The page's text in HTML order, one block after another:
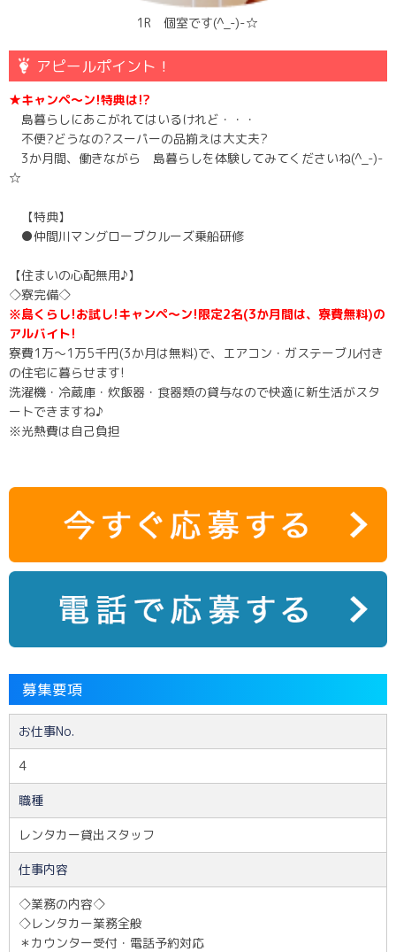
1R 個室です(^_-)-☆
アピールポイント！
★キャンペ～ン!特典は!?
島暮らしにあこがれてはいるけれど・・・
不便?どうなの?スーパーの品揃えは大丈夫?
3か月間、働きながら 島暮らしを体験してみてくださいね(^_-)-
☆
【特典】
●仲間川マングローブクルーズ乗船研修
【住まいの心配無用♪】
◇寮完備◇
※島くらし!お試し!キャンペ～ン!限定2名(3か月間は、寮費無料)の
アルバイト!
寮費1万～1万5千円(3か月は無料)で、エアコン・ガステーブル付き
の住宅に暮らせます!
洗濯機・冷蔵庫・炊飯器・食器類の貸与なので快適に新生活がスタ
ートできますね♪
※光熱費は自己負担
募集要項
お仕事No.
4
職種
レンタカー貸出スタッフ
仕事内容
◇業務の内容◇
◇レンタカー業務全般
＊カウンター受付・電話予約対応